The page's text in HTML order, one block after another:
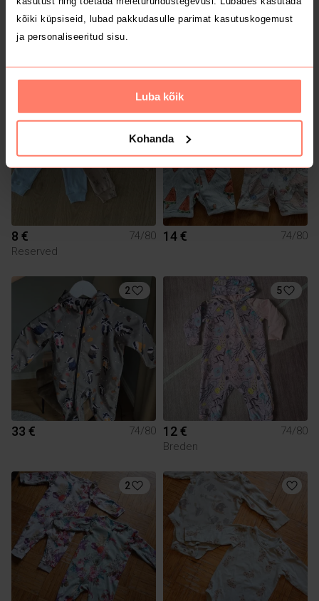
kõiki küpsiseid, lubad pakkudasulle parimat kasutuskogemust
ja personaliseeritud sisu.
Luba kõik
Kohanda
5 €
8 €
74/80
Reserved
14 € 74/80
2
33 € 74/80
5
12 €
74/80
Breden
2